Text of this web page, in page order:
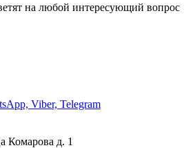
на любой интересующий вопрос
Viber, Telegram
Комарова д. 1